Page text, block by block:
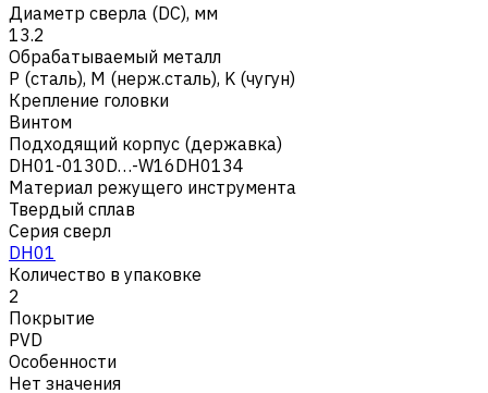
Диаметр сверла (DC), мм
13.2
Обрабатываемый металл
Р (сталь), M (нерж.сталь), K (чугун)
Крепление головки
Винтом
Подходящий корпус (державка)
DH01-0130D…-W16DH0134
Материал режущего инструмента
Твердый сплав
Серия сверл
DH01
Количество в упаковке
2
Покрытие
PVD
Особенности
Нет значения